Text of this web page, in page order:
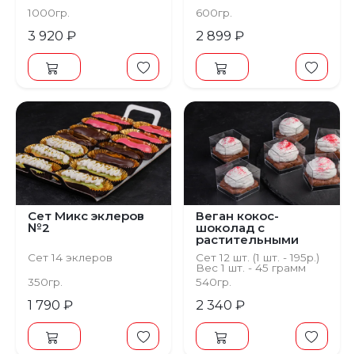
1000гр.
3 920 ₽
600гр.
2 899 ₽
Сет Микс эклеров
№2
Сет 14 эклеров
350гр.
1 790 ₽
Веган кокос-
шоколад с
растительными
сливками
Сет 12 шт. (1 шт. - 195р.)
Вес 1 шт. - 45 грамм
540гр.
2 340 ₽